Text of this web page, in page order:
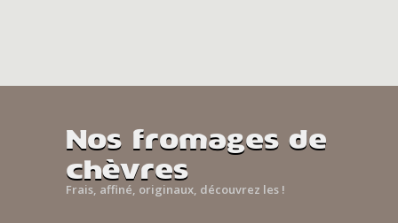
Nos fromages de
chèvres
Frais, affiné, originaux, découvrez les !